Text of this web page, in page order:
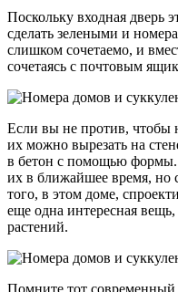
Поскольку входная дверь
сделать зелеными и
слишком сочетаемо, и
сочетаясь с почтовым
Если вы не против, чтобы
их можно вырезать на
в бетон с помощью формы.
их в ближайшее время, но
того, в этом доме,
еще одна интересная вещь,
растений.